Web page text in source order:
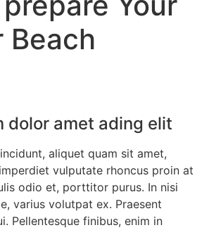
Beach
dolor amet ading elit
aliquet quam sit amet,
vulputate rhoncus proin at
odio et, porttitor purus. In nisi
varius volutpat ex. Praesent
Pellentesque finibus, enim in